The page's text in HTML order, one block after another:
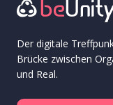
Der digitale
Brücke zwischen
und Real.